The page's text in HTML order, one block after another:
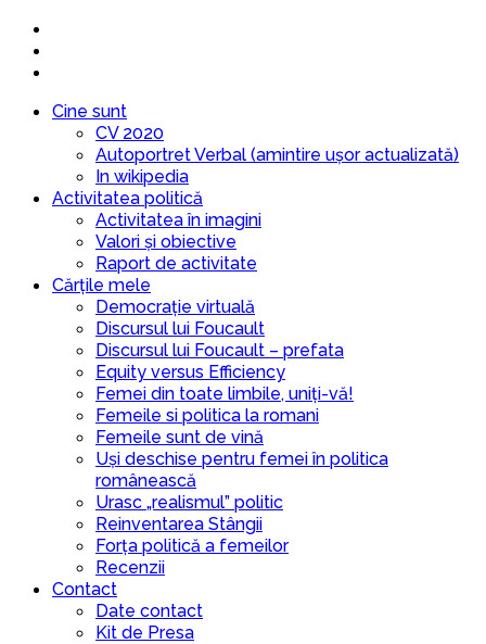
Cine sunt
CV 2020
Autoportret Verbal (amintire ușor actualizată)
In wikipedia
Activitatea politică
Activitatea în imagini
Valori și obiective
Raport de activitate
Cărțile mele
Democrație virtuală
Discursul lui Foucault
Discursul lui Foucault – prefata
Equity versus Efficiency
Femei din toate limbile, uniți-vă!
Femeile si politica la romani
Femeile sunt de vină
Uși deschise pentru femei în politica
românească
Urasc „realismul” politic
Reinventarea Stângii
Forța politică a femeilor
Recenzii
Contact
Date contact
Kit de Presa